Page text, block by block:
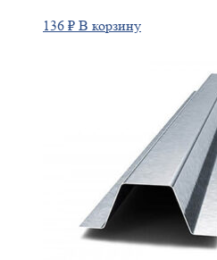
136 ₽ В корзину